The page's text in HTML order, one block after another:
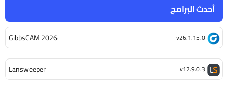
أحدث البرامج
GibbsCAM 2026 v26.1.15.0
Lansweeper v12.9.0.3